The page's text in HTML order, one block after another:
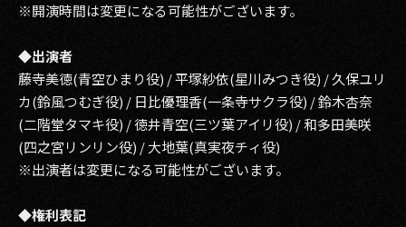
※開演時間は変更になる可能性がございます。
◆出演者
藤寺美徳(青空ひまり役) / 平塚紗依(星川みつき役) / 久保ユリ
カ(鈴風つむぎ役) / 日比優理香(一条寺サクラ役) / 鈴木杏奈
(二階堂タマキ役) / 徳井青空(三ツ葉アイリ役) / 和多田美咲
(四之宮リンリン役) / 大地葉(真実夜チィ役)
※出演者は変更になる可能性がございます。
◆権利表記